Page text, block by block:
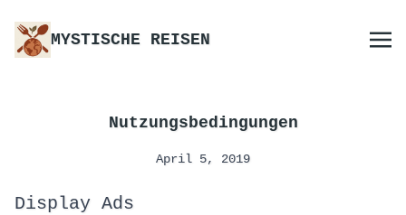
MYSTISCHE REISEN
Nutzungsbedingungen
April 5, 2019
Display Ads